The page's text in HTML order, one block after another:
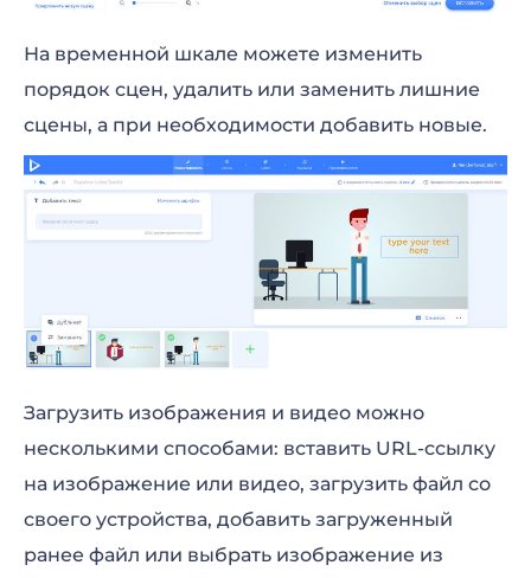
На временной шкале можете изменить
порядок сцен, удалить или заменить лишние
сцены, а при необходимости добавить новые.
Загрузить изображения и видео можно
несколькими способами: вставить URL-ссылку
на изображение или видео, загрузить файл со
своего устройства, добавить загруженный
ранее файл или выбрать изображение из